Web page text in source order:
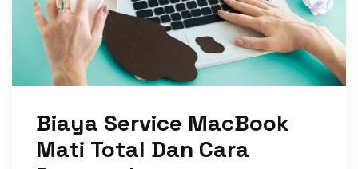
Biaya Service MacBook
Mati Total Dan Cara